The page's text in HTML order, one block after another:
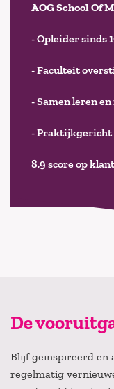
AOG School Of
- Opleider sinds
- Faculteit
- Samen leren
- Praktijkgericht
8,9 score op
De
Blijf geïnspireerd en
regelmatig